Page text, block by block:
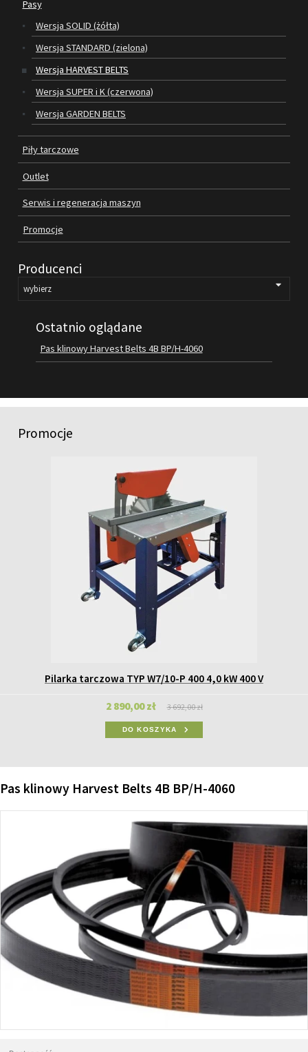
SILNIKI ELEKTRYCZNE
PIŁY TARCZOWE
OUTLET
SERWIS I REGENERACJA MASZYN
PROMOCJE
REGULAMIN
KATALOGI
OBRABIARKI DO DREWNA
SILNIKI ELEKTRYCZNE
KONTAKT
Pasy
Wersja SOLID (żółta)
Wersja STANDARD (zielona)
Wersja HARVEST BELTS
Wersja SUPER i K (czerwona)
Wersja GARDEN BELTS
Piły tarczowe
Outlet
Serwis i regeneracja maszyn
Promocje
Producenci
Ostatnio oglądane
Pas klinowy Harvest Belts 4B BP/H-4060
Promocje
Pilarka tarczowa TYP W7/10-P 400 4,0 kW 400 V
2 890,00 zł 3 692,00 zł
DO KOSZYKA
Pas klinowy Harvest Belts 4B BP/H-4060